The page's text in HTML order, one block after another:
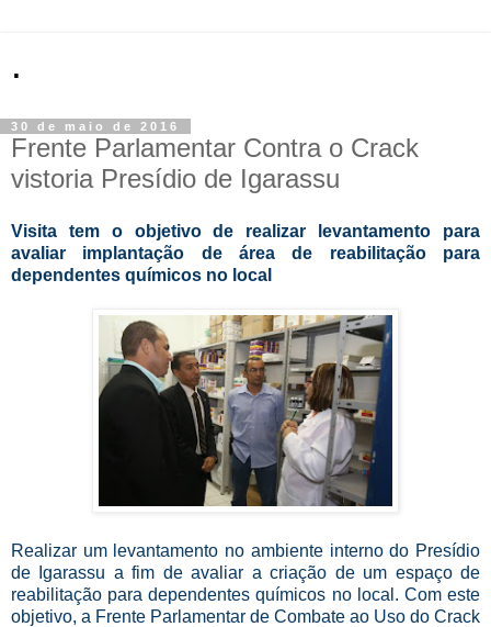
.
30 de maio de 2016
Frente Parlamentar Contra o Crack
vistoria Presídio de Igarassu
Visita tem o objetivo de realizar levantamento para
avaliar implantação de área de reabilitação para
dependentes químicos no local
Realizar um levantamento no ambiente interno do Presídio
de Igarassu a fim de avaliar a criação de um espaço de
reabilitação para dependentes químicos no local. Com este
objetivo, a Frente Parlamentar de Combate ao Uso do Crack